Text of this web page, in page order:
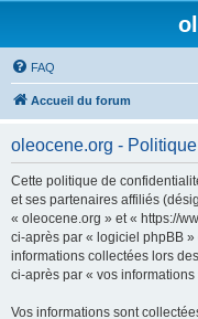
FAQ
Accueil du forum
oleocene.org -
Cette politique de
et ses partenaires affiliés
« oleocene.org » et « https://
ci-après par « logiciel phpBB
informations collectées lors
ci-après par « vos informations
Vos informations sont